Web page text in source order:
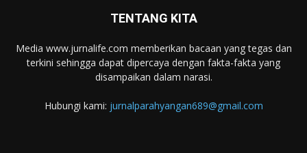
TENTANG KITA
Media www.jurnalife.com memberikan bacaan yang tegas dan
terkini sehingga dapat dipercaya dengan fakta-fakta yang
disampaikan dalam narasi.
Hubungi kami: jurnalparahyangan689@gmail.com